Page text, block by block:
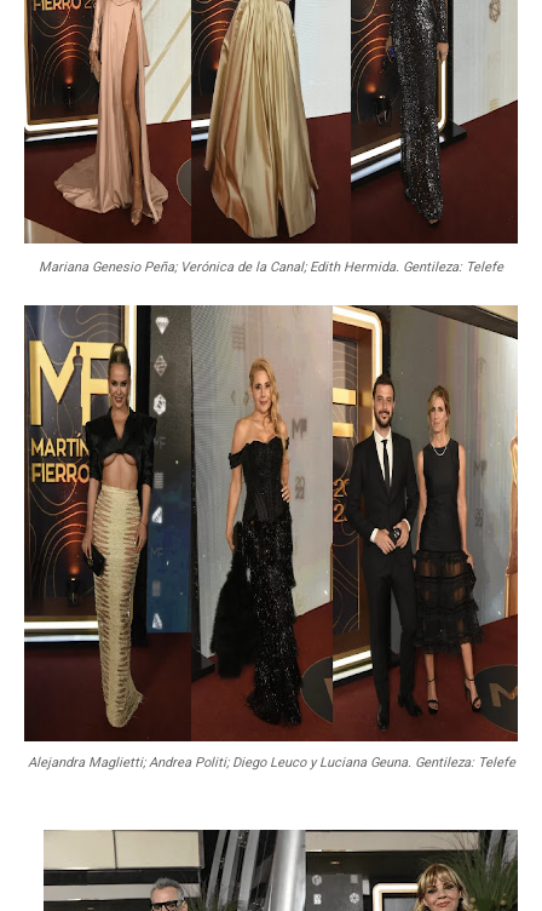
Mariana Genesio Peña; Verónica de la Canal; Edith Hermida. Gentileza: Telefe
Alejandra Maglietti; Andrea Politi; Diego Leuco y Luciana Geuna. Gentileza: Telefe